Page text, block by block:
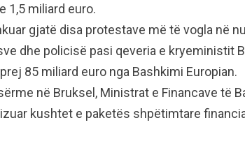
1,5 miliard euro.
gjatë disa protestave më të vogla në
dhe policisë pasi qeveria e kryeministit
85 miliard euro nga Bashkimi Europian.
në Bruksel, Ministrat e Financave të
kushtet e paketës shpëtimtare